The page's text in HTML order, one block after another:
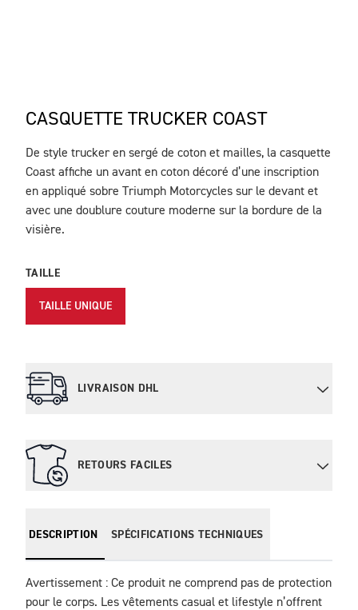
CASQUETTE TRUCKER COAST
DESCRIPTION
De style trucker en sergé de coton et mailles, la casquette
Coast affiche un avant en coton décoré d’une inscription
en appliqué sobre Triumph Motorcycles sur le devant et
avec une doublure couture moderne sur la bordure de la
visière.
TAILLE
TAILLE UNIQUE
LIVRAISON DHL
RETOURS FACILES
DESCRIPTION SPÉCIFICATIONS TECHNIQUES
Avertissement : Ce produit ne comprend pas de protection
pour le corps. Les vêtements casual et lifestyle n’offrent